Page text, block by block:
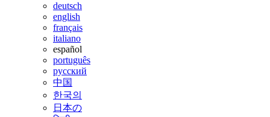
deutsch
english
français
italiano
español
português
русский
中国
한국의
日本の